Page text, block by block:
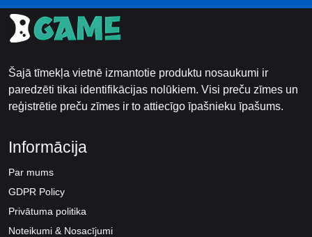
Šajā tīmekļa vietnē izmantotie produktu nosaukumi ir
paredzēti tikai identifikācijas nolūkiem. Visi preču zīmes un
reģistrētie preču zīmes ir to attiecīgo īpašnieku īpašums.
Informācija
Par mums
GDPR Policy
Privātuma politika
Noteikumi & Nosacījumi